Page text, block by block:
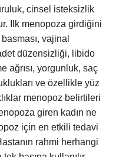
cinsel isteksizlik
Ilk menopoza girdiğini
vajinal
düzensizliği, libido
ağrısı, yorgunluk, saç
ve özellikle yüz
menopoz belirtileri
giren kadın ne
için en etkili tedavi
rahmi herhangi